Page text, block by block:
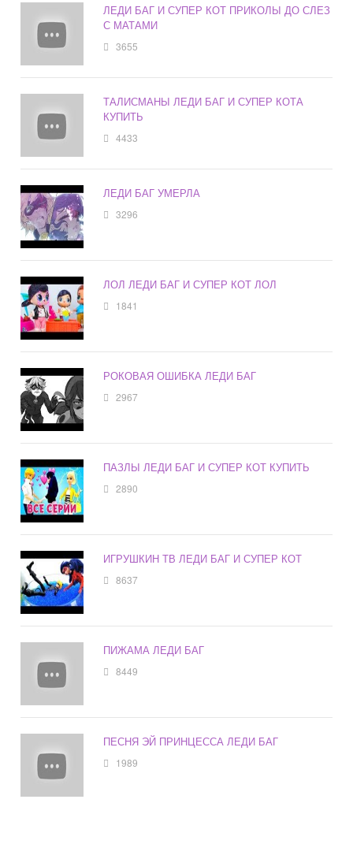
ЛЕДИ БАГ И СУПЕР КОТ ПРИКОЛЫ ДО СЛЕЗ
С МАТАМИ
3655
ТАЛИСМАНЫ ЛЕДИ БАГ И СУПЕР КОТА
КУПИТЬ
4433
ЛЕДИ БАГ УМЕРЛА
3296
ЛОЛ ЛЕДИ БАГ И СУПЕР КОТ ЛОЛ
1841
РОКОВАЯ ОШИБКА ЛЕДИ БАГ
2967
ПАЗЛЫ ЛЕДИ БАГ И СУПЕР КОТ КУПИТЬ
2890
ИГРУШКИН ТВ ЛЕДИ БАГ И СУПЕР КОТ
8637
ПИЖАМА ЛЕДИ БАГ
8449
ПЕСНЯ ЭЙ ПРИНЦЕССА ЛЕДИ БАГ
1989